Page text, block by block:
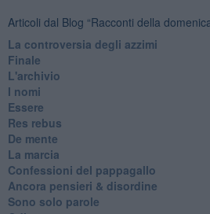
Articoli dal Blog “Racconti della
La controversia degli azzimi
Finale
L'archivio
I nomi
Essere
Res rebus
De mente
La marcia
Confessioni del pappagallo
Ancora pensieri & disordine
Sono solo parole